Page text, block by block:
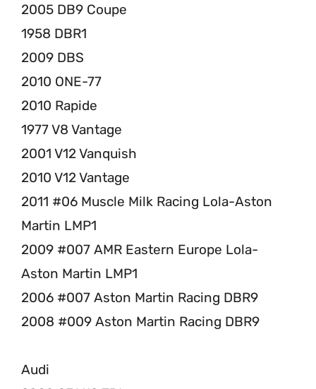
2005 DB9 Coupe
1958 DBR1
2009 DBS
2010 ONE-77
2010 Rapide
1977 V8 Vantage
2001 V12 Vanquish
2010 V12 Vantage
2011 #06 Muscle Milk Racing Lola-Aston
Martin LMP1
2009 #007 AMR Eastern Europe Lola-
Aston Martin LMP1
2006 #007 Aston Martin Racing DBR9
2008 #009 Aston Martin Racing DBR9
Audi